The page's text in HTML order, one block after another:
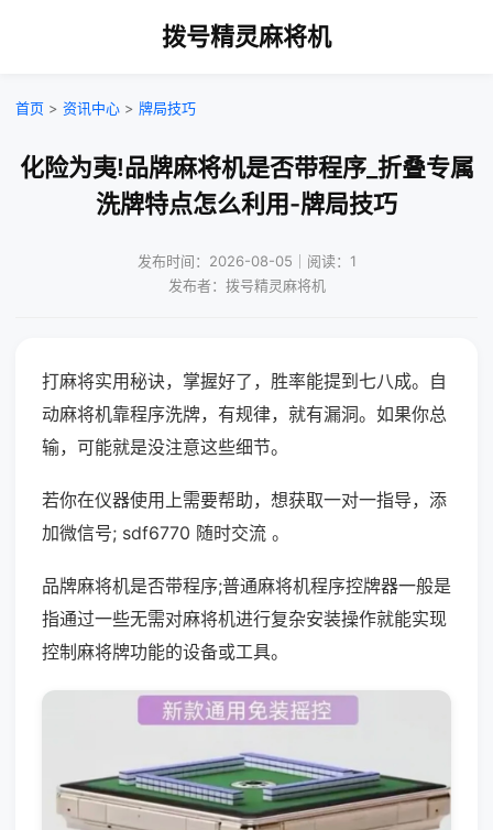
拨号精灵麻将机
首页 > 资讯中心 > 牌局技巧
化险为夷!品牌麻将机是否带程序_折叠专属
洗牌特点怎么利用-牌局技巧
发布时间：2026-08-05｜阅读：1
发布者：拨号精灵麻将机
打麻将实用秘诀，掌握好了，胜率能提到七八成。自
动麻将机靠程序洗牌，有规律，就有漏洞。如果你总
输，可能就是没注意这些细节。
若你在仪器使用上需要帮助，想获取一对一指导，添
加微信号; sdf6770 随时交流 。
品牌麻将机是否带程序;普通麻将机程序控牌器一般是
指通过一些无需对麻将机进行复杂安装操作就能实现
控制麻将牌功能的设备或工具。